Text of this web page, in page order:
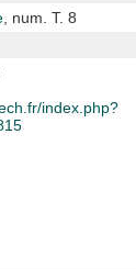
, num. T. 8
index.php?